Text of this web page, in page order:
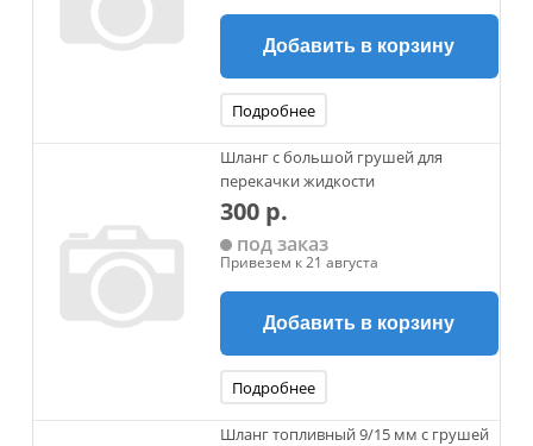
Добавить в корзину
Подробнее
Шланг с большой грушей для
перекачки жидкости
300 р.
под заказ
Привезем к 21 августа
Добавить в корзину
Подробнее
Шланг топливный 9/15 мм с грушей